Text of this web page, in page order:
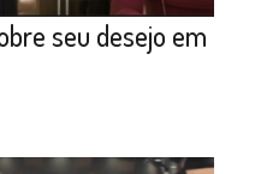
seu desejo em